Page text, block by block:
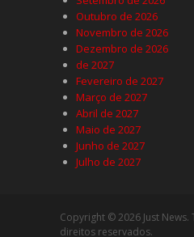
Outubro de 2026
Novembro de 2026
Dezembro de 2026
de 2027
Fevereiro de 2027
Março de 2027
Abril de 2027
Maio de 2027
Junho de 2027
Julho de 2027
Copyright © 2026 Just News.
direitos reservados.